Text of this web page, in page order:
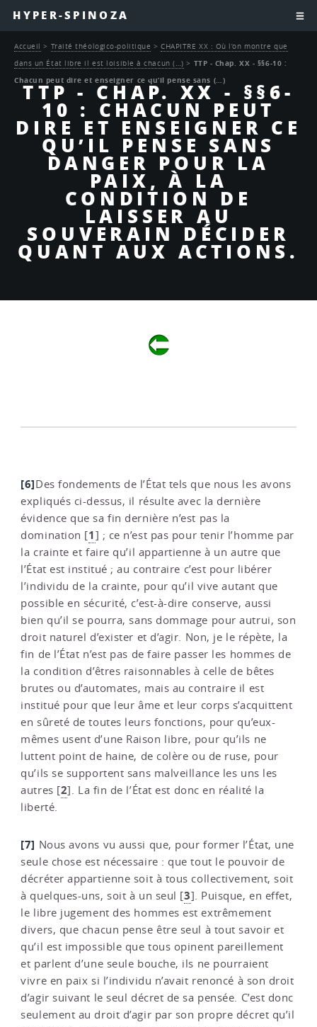
HYPER-SPINOZA
TTP - CHAP. XX - §§6-
10 : CHACUN PEUT
DIRE ET ENSEIGNER CE
QU’IL PENSE SANS
DANGER POUR LA
PAIX, À LA
CONDITION DE
LAISSER AU
SOUVERAIN DÉCIDER
QUANT AUX ACTIONS.
Accueil > Traité théologico-politique >CHAPITRE XX : Où l’on montre que
dans un État libre il est loisible à chacun (…) > TTP - Chap. XX - §§6-10 :
Chacun peut dire et enseigner ce qu’il pense sans (…)
[6]Des fondements de l’État tels que nous les avons
expliqués ci-dessus, il résulte avec la dernière
évidence que sa fin dernière n’est pas la
domination [1] ; ce n’est pas pour tenir l’homme par
la crainte et faire qu’il appartienne à un autre que
l’État est institué ; au contraire c’est pour libérer
l’individu de la crainte, pour qu’il vive autant que
possible en sécurité, c’est-à-dire conserve, aussi
bien qu’il se pourra, sans dommage pour autrui, son
droit naturel d’exister et d’agir. Non, je le répète, la
fin de l’État n’est pas de faire passer les hommes de
la condition d’êtres raisonnables à celle de bêtes
brutes ou d’automates, mais au contraire il est
institué pour que leur âme et leur corps s’acquittent
en sûreté de toutes leurs fonctions, pour qu’eux-
mêmes usent d’une Raison libre, pour qu’ils ne
luttent point de haine, de colère ou de ruse, pour
qu’ils se supportent sans malveillance les uns les
autres [2]. La fin de l’État est donc en réalité la
liberté.
[7] Nous avons vu aussi que, pour former l’État, une
seule chose est nécessaire : que tout le pouvoir de
décréter appartienne soit à tous collectivement, soit
à quelques-uns, soit à un seul [3]. Puisque, en effet,
le libre jugement des hommes est extrêmement
divers, que chacun pense être seul à tout savoir et
qu’il est impossible que tous opinent pareillement
et parlent d’une seule bouche, ils ne pourraient
vivre en paix si l’individu n’avait renoncé à son droit
d’agir suivant le seul décret de sa pensée. C’est donc
seulement au droit d’agir par son propre décret qu’il